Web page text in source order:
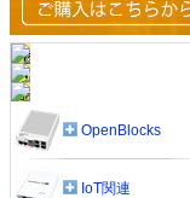
OpenBlocks
IoT関連